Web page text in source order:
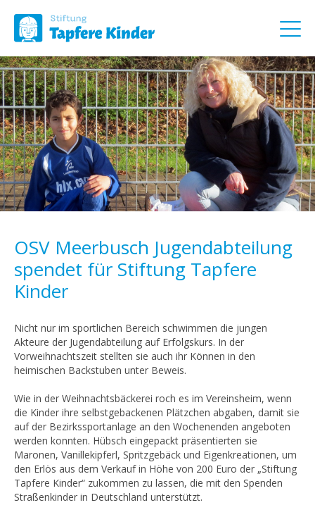
OSV Meerbusch Jugendabteilung
spendet für Stiftung Tapfere
Kinder
Nicht nur im sportlichen Bereich schwimmen die jungen
Akteure der Jugendabteilung auf Erfolgskurs. In der
Vorweihnachtszeit stellten sie auch ihr Können in den
heimischen Backstuben unter Beweis.
Wie in der Weihnachtsbäckerei roch es im Vereinsheim, wenn
die Kinder ihre selbstgebackenen Plätzchen abgaben, damit sie
auf der Bezirkssportanlage an den Wochenenden angeboten
werden konnten. Hübsch eingepackt präsentierten sie
Maronen, Vanillekipferl, Spritzgebäck und Eigenkreationen, um
den Erlös aus dem Verkauf in Höhe von 200 Euro der „Stiftung
Tapfere Kinder“ zukommen zu lassen, die mit den Spenden
Straßenkinder in Deutschland unterstützt.